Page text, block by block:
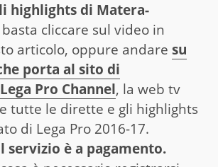
highlights di Matera-
basta cliccare sul video in
articolo, oppure andare su
porta al sito di
Pro Channel, la web tv
tutte le dirette e gli highlights
di Lega Pro 2016-17.
servizio è a pagamento.